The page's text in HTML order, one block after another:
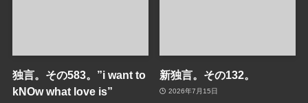
独言。その583。”i want to
kNOw what love is”
新独言。その132。
2026年7月15日